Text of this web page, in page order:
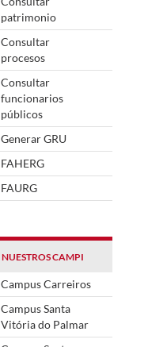
patrimonio
Consultar
procesos
Consultar
funcionarios
públicos
Generar GRU
FAHERG
FAURG
NUESTROS CAMPI
Campus Carreiros
Campus Santa
Vitória do Palmar